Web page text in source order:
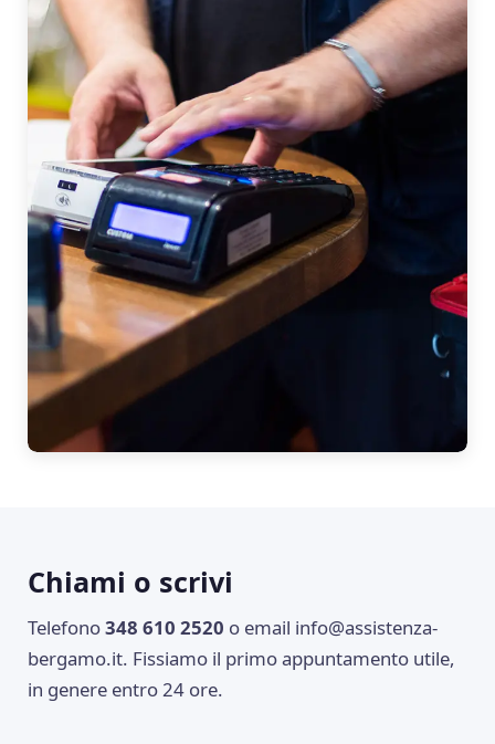
Chiami o scrivi
Telefono348 610 2520 o email info@assistenza-
bergamo.it. Fissiamo il primo appuntamento utile,
in genere entro 24 ore.